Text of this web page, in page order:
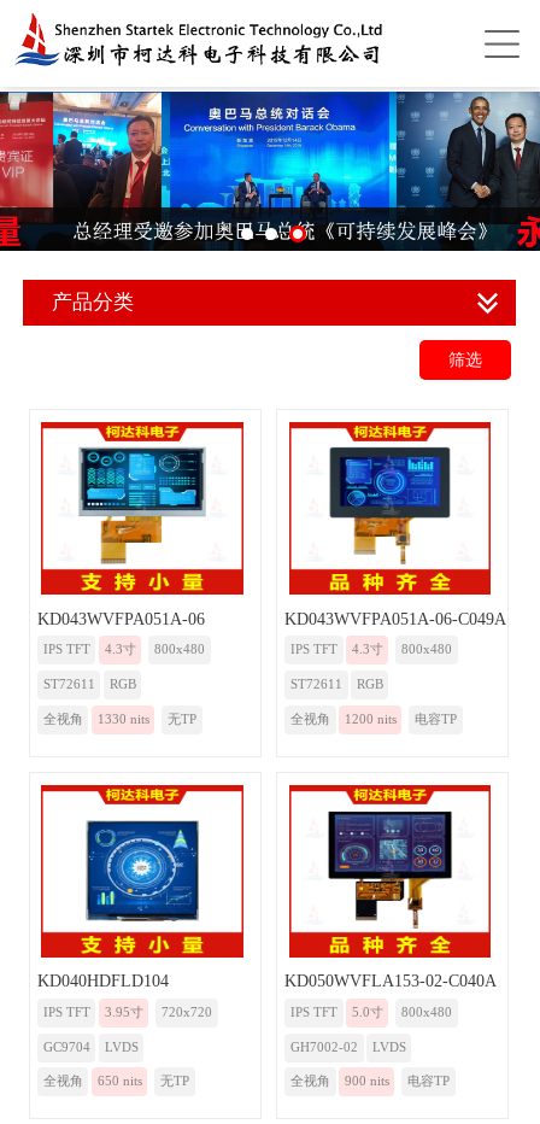
产品分类
筛选
KD043WVFPA051A-06
IPS TFT 4.3寸 800x480
ST72611 RGB
全视角 1330 nits 无TP
KD043WVFPA051A-06-C049A
IPS TFT 4.3寸 800x480
ST72611 RGB
全视角 1200 nits 电容TP
KD040HDFLD104
IPS TFT 3.95寸 720x720
GC9704 LVDS
全视角 650 nits 无TP
KD050WVFLA153-02-C040A
IPS TFT 5.0寸 800x480
GH7002-02 LVDS
全视角 900 nits 电容TP